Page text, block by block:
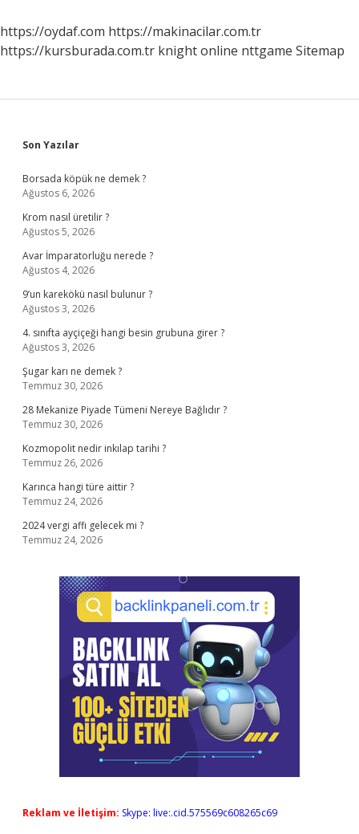
https://oydaf.com https://makinacilar.com.tr
https://kursburada.com.tr knight online nttgame Sitemap
Sidebar
Son Yazılar
Borsada köpük ne demek ?
Ağustos 6, 2026
Krom nasıl üretilir ?
Ağustos 5, 2026
Avar İmparatorluğu nerede ?
Ağustos 4, 2026
9’un karekökü nasıl bulunur ?
Ağustos 3, 2026
4. sınıfta ayçiçeği hangi besin grubuna girer ?
Ağustos 3, 2026
Şugar karı ne demek ?
Temmuz 30, 2026
28 Mekanize Piyade Tümeni Nereye Bağlıdır ?
Temmuz 30, 2026
Kozmopolit nedir inkılap tarihi ?
Temmuz 26, 2026
Karınca hangi türe aittir ?
Temmuz 24, 2026
2024 vergi affı gelecek mi ?
Temmuz 24, 2026
Reklam ve İletişim: Skype: live:.cid.575569c608265c69